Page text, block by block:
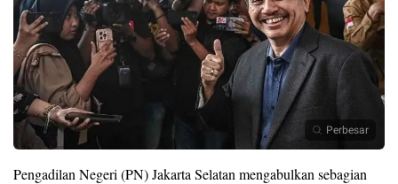
Perbesar
Pengadilan Negeri (PN) Jakarta Selatan mengabulkan sebagian